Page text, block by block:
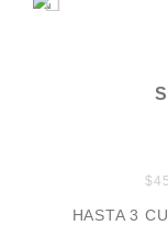
HASTA 3